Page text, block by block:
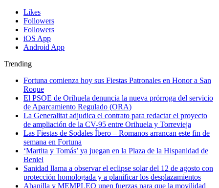
Likes
Followers
Followers
iOS App
Android App
Trending
Fortuna comienza hoy sus Fiestas Patronales en Honor a San
Roque
El PSOE de Orihuela denuncia la nueva prórroga del servicio
de Aparcamiento Regulado (ORA)
La Generalitat adjudica el contrato para redactar el proyecto
de ampliación de la CV-95 entre Orihuela y Torrevieja
Las Fiestas de Sodales Íbero – Romanos arrancan este fin de
semana en Fortuna
‘Martita y Tomás’ ya juegan en la Plaza de la Hispanidad de
Beniel
Sanidad llama a observar el eclipse solar del 12 de agosto con
protección homologada y a planificar los desplazamientos
Abanilla y MEMPLEO unen fuerzas para que la movilidad